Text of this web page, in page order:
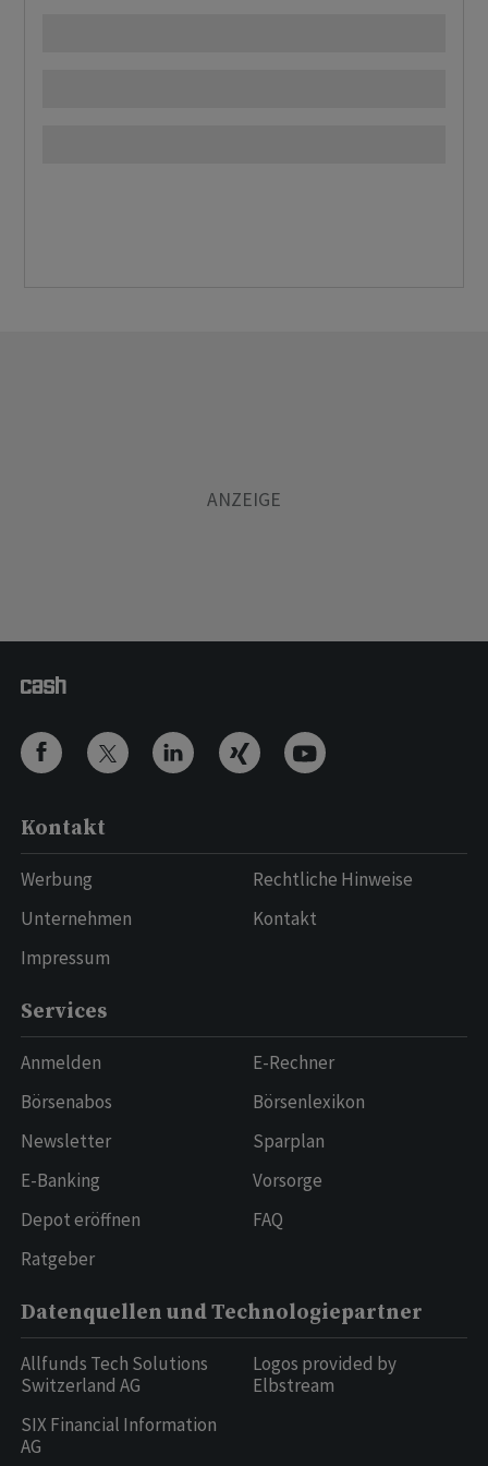
Kontakt
Werbung
Unternehmen
Impressum
Rechtliche Hinweise
Kontakt
Services
Anmelden
Börsenabos
Newsletter
E-Banking
Depot eröffnen
Ratgeber
E-Rechner
Börsenlexikon
Sparplan
Vorsorge
FAQ
Datenquellen und Technologiepartner
Allfunds Tech Solutions
Switzerland AG
SIX Financial Information
AG
Logos provided by
Elbstream